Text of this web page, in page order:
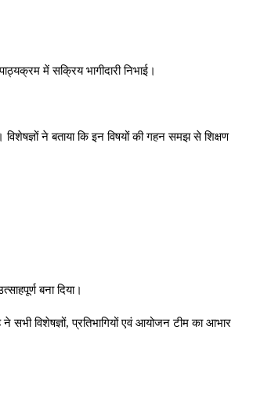
में सक्रिय भागीदारी निभाई।
विशेषज्ञों ने बताया कि इन विषयों की गहन समझ से शिक्षण
बना दिया।
सभी विशेषज्ञों, प्रतिभागियों एवं आयोजन टीम का आभार